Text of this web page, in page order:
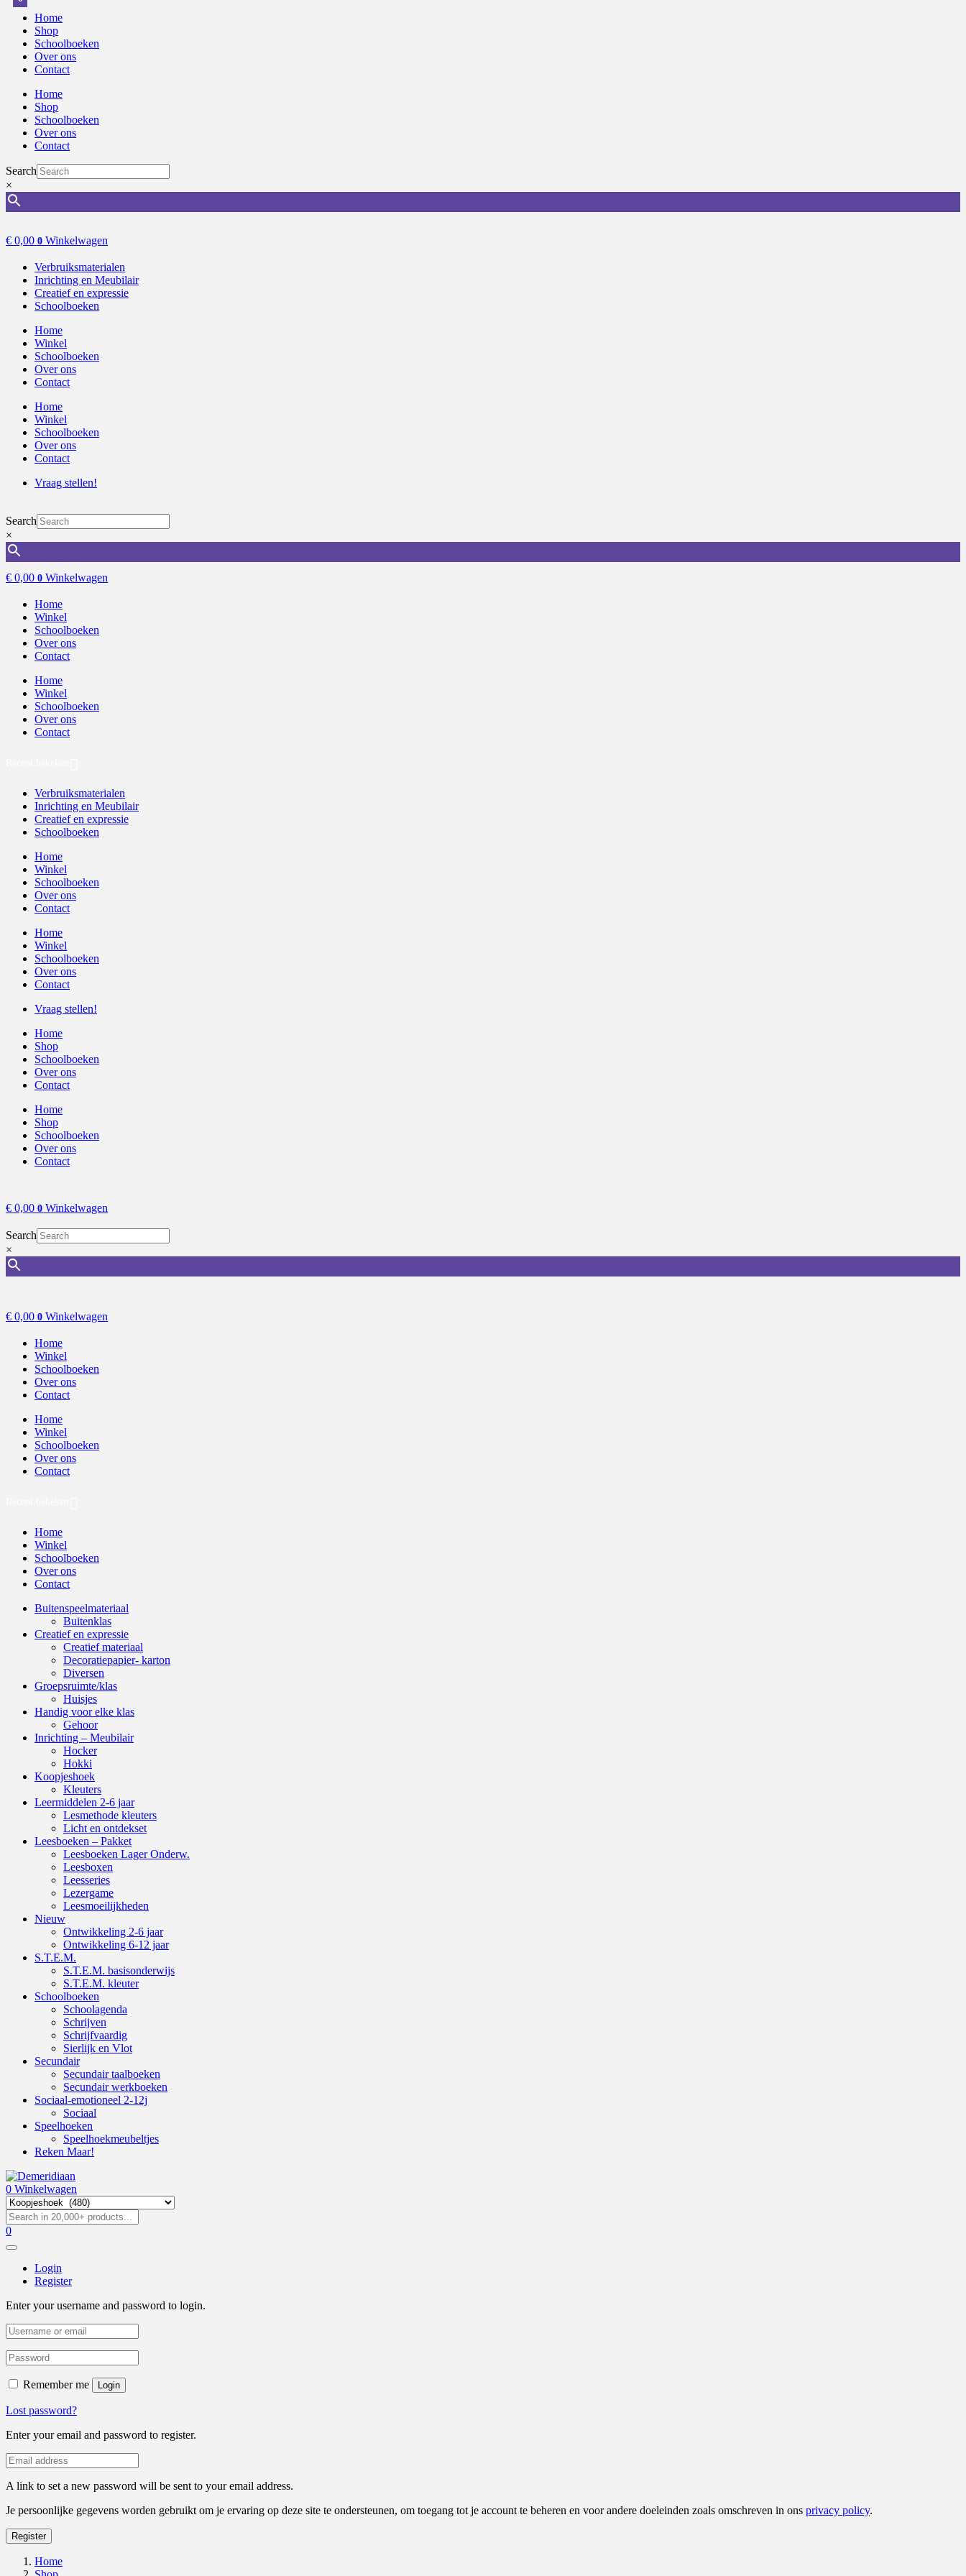
Home
Shop
Schoolboeken
Over ons
Contact
Home
Shop
Schoolboeken
Over ons
Contact
Search
×
€ 0,00 0 Winkelwagen
Verbruiksmaterialen
Inrichting en Meubilair
Creatief en expressie
Schoolboeken
Home
Winkel
Schoolboeken
Over ons
Contact
Home
Winkel
Schoolboeken
Over ons
Contact
Vraag stellen!
Search
×
€ 0,00 0 Winkelwagen
Home
Winkel
Schoolboeken
Over ons
Contact
Home
Winkel
Schoolboeken
Over ons
Contact
Verbruiksmaterialen
Inrichting en Meubilair
Creatief en expressie
Schoolboeken
Home
Winkel
Schoolboeken
Over ons
Contact
Home
Winkel
Schoolboeken
Over ons
Contact
Vraag stellen!
Home
Shop
Schoolboeken
Over ons
Contact
Home
Shop
Schoolboeken
Over ons
Contact
€ 0,00 0 Winkelwagen
Search
×
€ 0,00 0 Winkelwagen
Home
Winkel
Schoolboeken
Over ons
Contact
Home
Winkel
Schoolboeken
Over ons
Contact
Home
Winkel
Schoolboeken
Over ons
Contact
Buitenspeelmateriaal
Buitenklas
Creatief en expressie
Creatief materiaal
Decoratiepapier- karton
Diversen
Groepsruimte/klas
Huisjes
Handig voor elke klas
Gehoor
Inrichting – Meubilair
Hocker
Hokki
Koopjeshoek
Kleuters
Leermiddelen 2-6 jaar
Lesmethode kleuters
Licht en ontdekset
Leesboeken – Pakket
Leesboeken Lager Onderw.
Leesboxen
Leesseries
Lezergame
Leesmoeilijkheden
Nieuw
Ontwikkeling 2-6 jaar
Ontwikkeling 6-12 jaar
S.T.E.M.
S.T.E.M. basisonderwijs
S.T.E.M. kleuter
Schoolboeken
Schoolagenda
Schrijven
Schrijfvaardig
Sierlijk en Vlot
Secundair
Secundair taalboeken
Secundair werkboeken
Sociaal-emotioneel 2-12j
Sociaal
Speelhoeken
Speelhoekmeubeltjes
Reken Maar!
0 Winkelwagen
0
Login
Register
Enter your username and password to login.
Remember me Login
Lost password?
Enter your email and password to register.
A link to set a new password will be sent to your email address.
Je persoonlijke gegevens worden gebruikt om je ervaring op deze site te ondersteunen, om toegang tot je account te beheren en voor andere doeleinden zoals omschreven in ons privacy policy.
Register
Home